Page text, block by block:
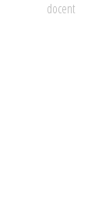
docent